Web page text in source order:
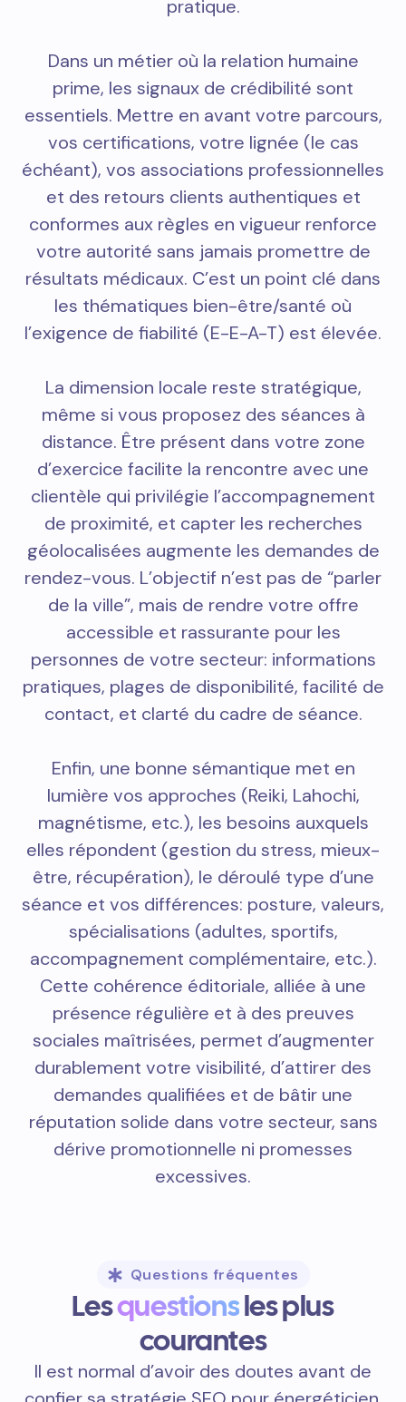
pratique.
Dans un métier où la relation humaine
prime, les signaux de crédibilité sont
essentiels. Mettre en avant votre parcours,
vos certifications, votre lignée (le cas
échéant), vos associations professionnelles
et des retours clients authentiques et
conformes aux règles en vigueur renforce
votre autorité sans jamais promettre de
résultats médicaux. C’est un point clé dans
les thématiques bien-être/santé où
l’exigence de fiabilité (E-E-A-T) est élevée.
La dimension locale reste stratégique,
même si vous proposez des séances à
distance. Être présent dans votre zone
d’exercice facilite la rencontre avec une
clientèle qui privilégie l’accompagnement
de proximité, et capter les recherches
géolocalisées augmente les demandes de
rendez-vous. L’objectif n’est pas de “parler
de la ville”, mais de rendre votre offre
accessible et rassurante pour les
personnes de votre secteur: informations
pratiques, plages de disponibilité, facilité de
contact, et clarté du cadre de séance.
Enfin, une bonne sémantique met en
lumière vos approches (Reiki, Lahochi,
magnétisme, etc.), les besoins auxquels
elles répondent (gestion du stress, mieux-
être, récupération), le déroulé type d’une
séance et vos différences: posture, valeurs,
spécialisations (adultes, sportifs,
accompagnement complémentaire, etc.).
Cette cohérence éditoriale, alliée à une
présence régulière et à des preuves
sociales maîtrisées, permet d’augmenter
durablement votre visibilité, d’attirer des
demandes qualifiées et de bâtir une
réputation solide dans votre secteur, sans
dérive promotionnelle ni promesses
excessives.
Questions fréquentes
Lesquestionsles plus
courantes
Il est normal d’avoir des doutes avant de